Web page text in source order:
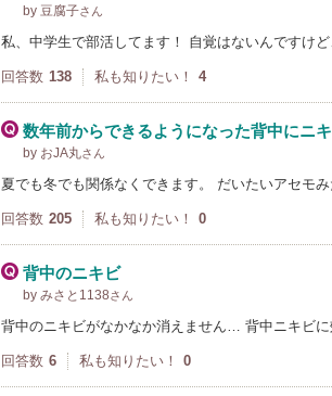
by 豆腐子さん
私、中学生で部活してます！ 自覚はないんですけ
回答数 138 私も知りたい！ 4
数年前からできるようになった背中にニキ
by おJA丸さん
夏でも冬でも関係なくできます。 だいたいアセモ
回答数 205 私も知りたい！ 0
背中のニキビ
by みさと1138さん
背中のニキビがなかなか消えません… 背中ニキビに
回答数 6 私も知りたい！ 0